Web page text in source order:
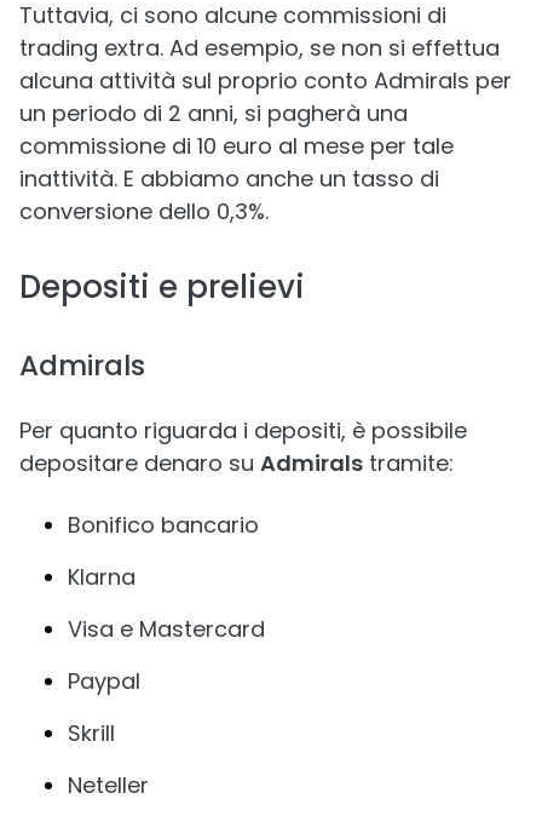
Tuttavia, ci sono alcune commissioni di
trading extra. Ad esempio, se non si effettua
alcuna attività sul proprio conto Admirals per
un periodo di 2 anni, si pagherà una
commissione di 10 euro al mese per tale
inattività. E abbiamo anche un tasso di
conversione dello 0,3%.
Depositi e prelievi
Admirals
Per quanto riguarda i depositi, è possibile
depositare denaro su Admirals tramite:
Bonifico bancario
Klarna
Visa e Mastercard
Paypal
Skrill
Neteller